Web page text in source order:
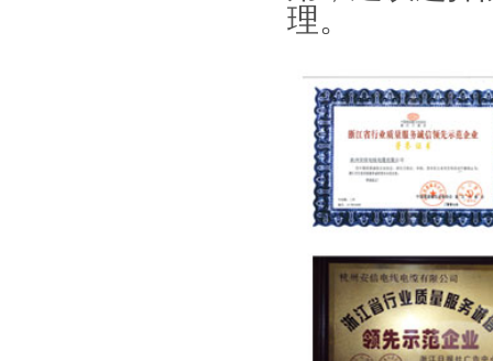
理。